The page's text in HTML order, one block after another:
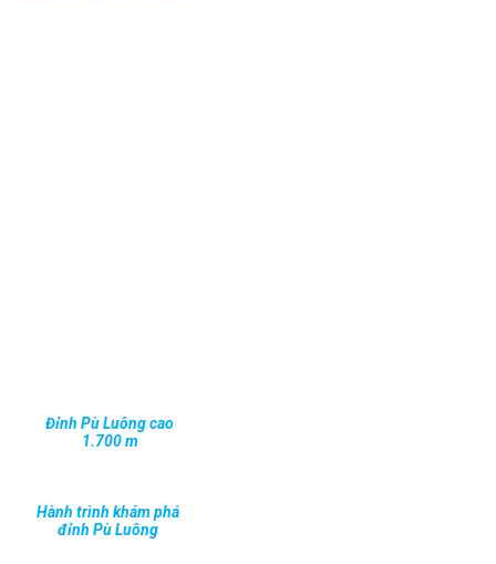
Đỉnh Pù Luông cao
1.700 m
Hành trình khám phá
đỉnh Pù Luông